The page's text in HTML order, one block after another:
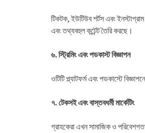
টিকটক, ইউটিউব শর্টস এবং
এবং তথ্যবহুল কন্টেন্ট তৈরি করছে।
৬. স্ট্রিমিং এবং পডকাস্ট বিজ্ঞাপন
ওটিটি প্ল্যাটফর্ম এবং পডকাস্টে
৭. টেকসই এবং বাস্তবধর্মী মার্কেটিং
গ্রাহকেরা এখন সামাজিক ও